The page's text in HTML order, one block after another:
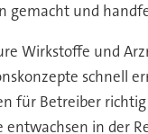
gemacht und
Wirkstoffe und
schnell
für Betreiber
entwachsen in der